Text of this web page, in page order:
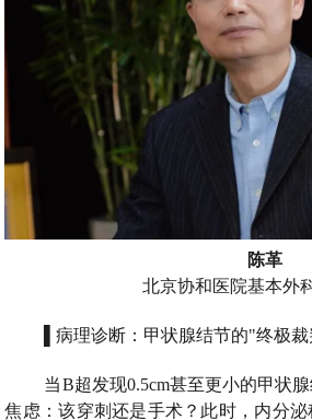
陈革
北京协和医院基本外
▌病理诊断：甲状腺结节的"终极
当B超发现0.5cm甚至更小的甲状
焦虑：该穿刺还是手术？此时，内分